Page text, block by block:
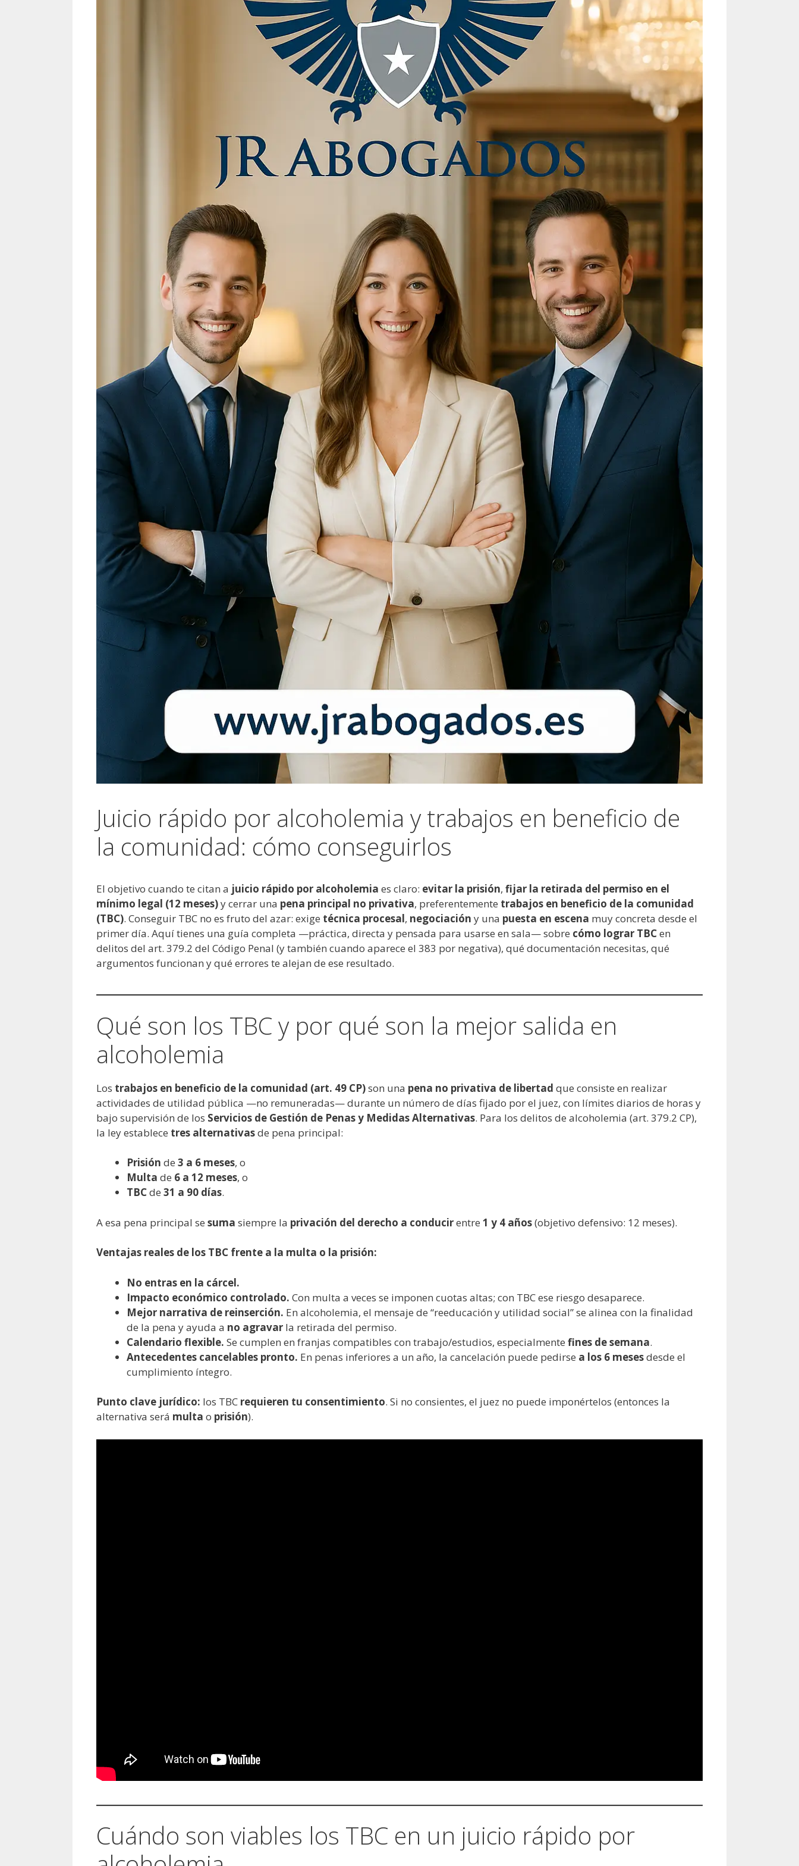
Juicio rápido por alcoholemia y trabajos en beneficio de
la comunidad: cómo conseguirlos
El objetivo cuando te citan a juicio rápido por alcoholemia es claro: evitar la prisión, fijar la retirada del permiso en el
mínimo legal (12 meses)y cerrar una pena principal no privativa, preferentemente trabajos en beneficio de la comunidad
(TBC). Conseguir TBC no es fruto del azar: exige técnica procesal, negociación y una puesta en escena muy concreta desde el
primer día. Aquí tienes una guía completa —práctica, directa y pensada para usarse en sala— sobre cómo lograr TBCen
delitos del art. 379.2 del Código Penal (y también cuando aparece el 383 por negativa), qué documentación necesitas, qué
argumentos funcionan y qué errores te alejan de ese resultado.
Qué son los TBC y por qué son la mejor salida en
alcoholemia
Los trabajos en beneficio de la comunidad (art. 49 CP)son una pena no privativa de libertad que consiste en realizar
actividades de utilidad pública —no remuneradas— durante un número de días fijado por el juez, con límites diarios de horas y
bajo supervisión de los Servicios de Gestión de Penas y Medidas Alternativas. Para los delitos de alcoholemia (art. 379.2 CP),
la ley establece tres alternativasde pena principal:
Prisión de 3 a 6 meses, o
Multa de 6 a 12 meses, o
TBCde 31 a 90 días.
A esa pena principal se suma siempre la privación del derecho a conducirentre 1 y 4 años(objetivo defensivo: 12 meses).
Ventajas reales de los TBC frente a la multa o la prisión:
No entras en la cárcel.
Impacto económico controlado. Con multa a veces se imponen cuotas altas; con TBC ese riesgo desaparece.
Mejor narrativa de reinserción. En alcoholemia, el mensaje de “reeducación y utilidad social” se alinea con la finalidad
de la pena y ayuda a no agravar la retirada del permiso.
Calendario flexible. Se cumplen en franjas compatibles con trabajo/estudios, especialmente fines de semana.
Antecedentes cancelables pronto. En penas inferiores a un año, la cancelación puede pedirse a los 6 mesesdesde el
cumplimiento íntegro.
Punto clave jurídico: los TBC requieren tu consentimiento. Si no consientes, el juez no puede imponértelos (entonces la
alternativa será multa o prisión).
Cuándo son viables los TBC en un juicio rápido por